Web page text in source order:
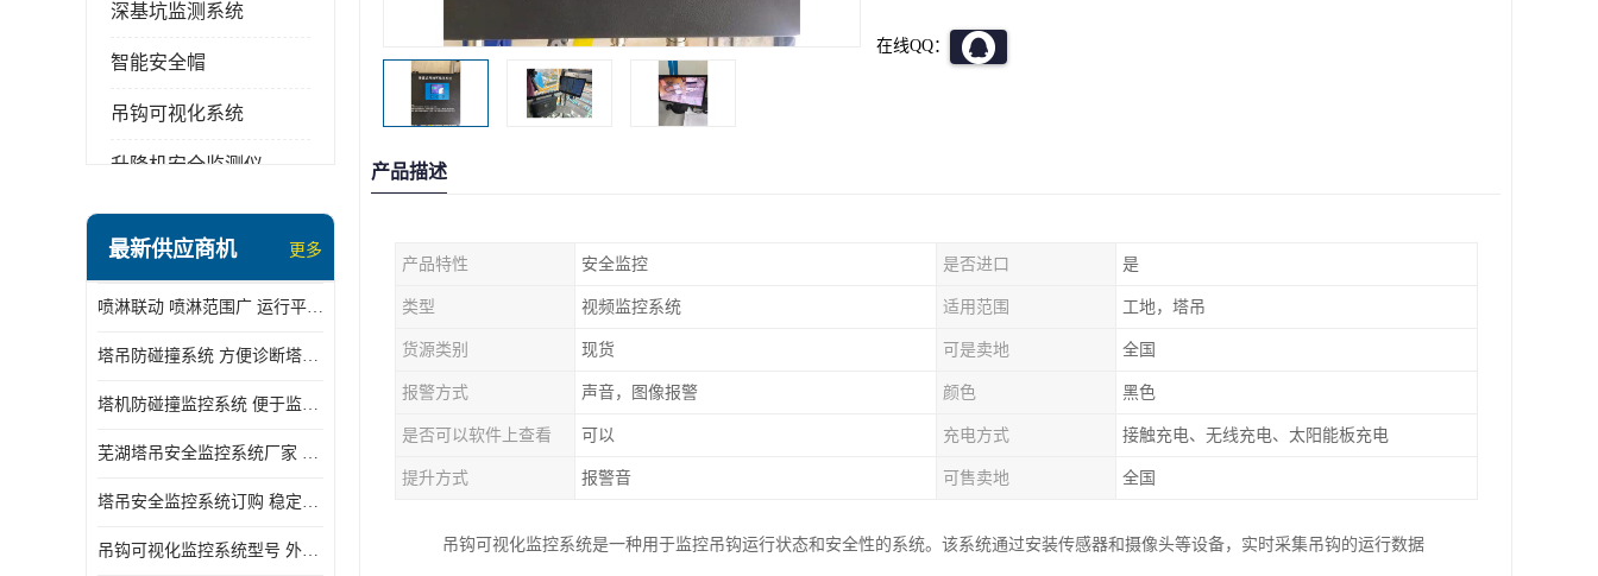
深基坑监测系统
智能安全帽
吊钩可视化系统
升降机安全监测仪
最新供应商机 更多
喷淋联动 喷淋范围广 运行平稳 噪音小
塔吊防碰撞系统 方便诊断塔机状态 自动变焦智能化跟踪
塔机防碰撞监控系统 便于监督和管理 主要应用于塔机的实时监控
芜湖塔吊安全监控系统厂家 外观简洁大方 减少盲吊引发的事故
塔吊安全监控系统订购 稳定性高 结构清晰稳定
吊钩可视化监控系统型号 外观简洁大方 信号稳定 抗干扰性强
在线QQ：
产品描述
产品特性 安全监控 是否进口 是
类型 视频监控系统 适用范围 工地，塔吊
货源类别 现货 可是卖地 全国
报警方式 声音，图像报警 颜色 黑色
是否可以软件上查看 可以 充电方式 接触充电、无线充电、太阳能板充电
提升方式 报警音 可售卖地 全国
吊钩可视化监控系统是一种用于监控吊钩运行状态和安全性的系统。该系统通过安装传感器和摄像头等设备，实时采集吊钩的运行数据